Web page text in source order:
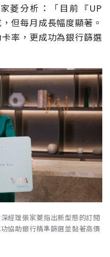
菱分析：「目前『UP
但每月成長幅度顯著。
率，更成功為銀行篩選
經理張家菱指出新型態的訂閱
協助銀行精準篩選並黏著高價